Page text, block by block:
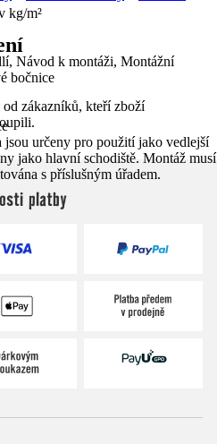
kg/m²
Návod k montáži, Montážní
bočnice
jsou určeny pro použití jako vedlejší
jako hlavní schodiště. Montáž musí
s příslušným úřadem.
zákazníků, kteří zboží
platby